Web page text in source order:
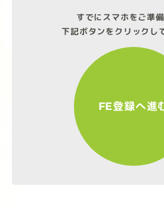
すでにスマホをご準
下記ボタンをクリックし
FE登録へ進